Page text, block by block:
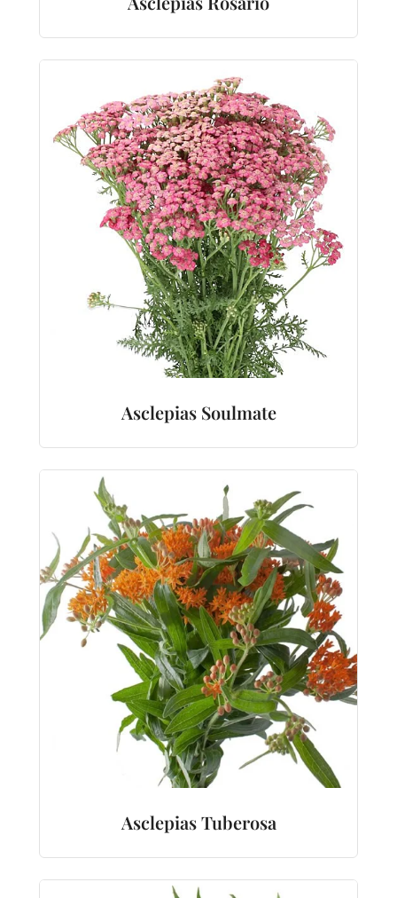
Asclepias Soulmate
Asclepias Tuberosa